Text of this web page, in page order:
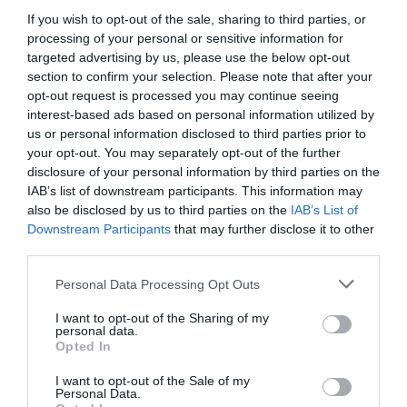
If you wish to opt-out of the sale, sharing to third parties, or
processing of your personal or sensitive information for
targeted advertising by us, please use the below opt-out
section to confirm your selection. Please note that after your
opt-out request is processed you may continue seeing
interest-based ads based on personal information utilized by
us or personal information disclosed to third parties prior to
your opt-out. You may separately opt-out of the further
disclosure of your personal information by third parties on the
IAB’s list of downstream participants. This information may
also be disclosed by us to third parties on the IAB’s List of
Downstream Participants that may further disclose it to other
Please note that this website/app uses one or more Google
not limited to your visit or usage behaviour. You may click to
grant or deny consent to Google and its third-party tags to
use your data for below specified purposes in below Google
consent section.
Personal Data Processing Opt Outs
I want to opt-out of the Sharing of my
personal data.
Opted In
I want to opt-out of the Sale of my
Personal Data.
amit persze mindannyian izgatottan
várunk”
– mondtaJoe Hollins, a teknős állatorvosa a
Guiness Rekordoknak.
Izgalmas az élet az állatvilágban:11 év
kalandozás után, karácsony előtt tért haza
egy házi macska
animal and is celebrating his 191st birthday ????️
He lives on the remote island of St. Helena in the
Atlantic Ocean and has been photographed on the